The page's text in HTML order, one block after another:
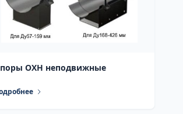
Опоры ОХН неподвижные